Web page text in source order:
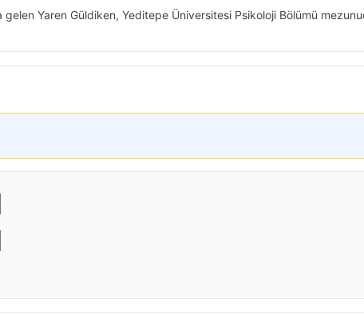
gelen Yaren Güldiken, Yeditepe Üniversitesi Psikoloji Bölümü